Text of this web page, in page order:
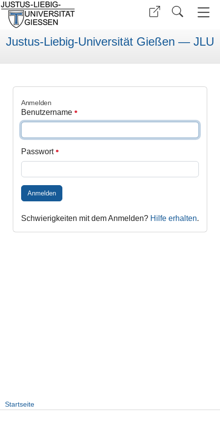
Justus-Liebig-Universität Gießen — JLU
Anmelden
Benutzername
Passwort
Anmelden
Schwierigkeiten mit dem Anmelden? Hilfe erhalten.
Startseite